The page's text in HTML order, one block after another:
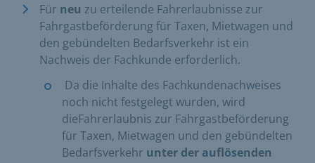
Für neu zu erteilende Fahrerlaubnisse zur
Fahrgastbeförderung für Taxen, Mietwagen und
den gebündelten Bedarfsverkehr ist ein
Nachweis der Fachkunde erforderlich.
Da die Inhalte des Fachkundenachweises
noch nicht festgelegt wurden, wird
dieFahrerlaubnis zur Fahrgastbeförderung
für Taxen, Mietwagen und den gebündelten
Bedarfsverkehr unter der auflösenden